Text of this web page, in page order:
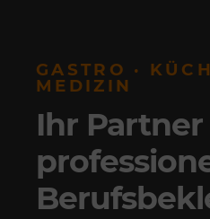
GASTRO ·
MEDIZIN
Ihr